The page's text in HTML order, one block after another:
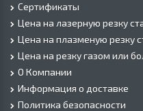
Сертификаты
Цена на лазерную резку
Цена на плазменую резку
Цена на резку газом или
О Компании
Информация о доставке
Политика безопасности